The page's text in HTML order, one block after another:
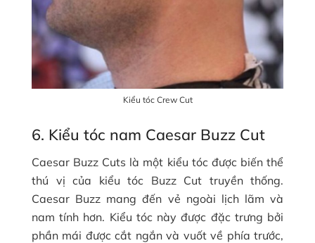
Kiểu tóc Crew Cut
6. Kiểu tóc nam Caesar Buzz Cut
Caesar Buzz Cuts là một kiểu tóc được biến thể
thú vị của kiểu tóc Buzz Cut truyền thống.
Caesar Buzz mang đến vẻ ngoài lịch lãm và
nam tính hơn. Kiểu tóc này được đặc trưng bởi
phần mái được cắt ngắn và vuốt về phía trước,